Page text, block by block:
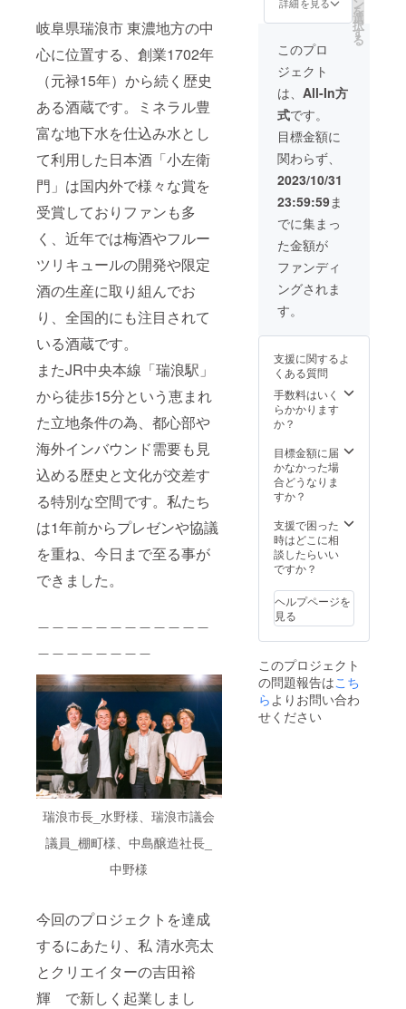
岐阜県瑞浪市 東濃地方の中
心に位置する、創業1702年
（元禄15年）から続く歴史
ある酒蔵です。ミネラル豊
富な地下水を仕込み水とし
て利用した日本酒「小左衛
門」は国内外で様々な賞を
受賞しておりファンも多
く、近年では梅酒やフルー
ツリキュールの開発や限定
酒の生産に取り組んでお
り、全国的にも注目されて
いる酒蔵です。
またJR中央本線「瑞浪駅」
から徒歩15分という恵まれ
た立地条件の為、都心部や
海外インバウンド需要も見
込める歴史と文化が交差す
る特別な空間です。私たち
は1年前からプレゼンや協議
を重ね、今日まで至る事が
できました。
瑞浪市長_水野様、瑞浪市議会
議員_棚町様、中島醸造社長_
中野様
今回のプロジェクトを達成
するにあたり、私 清水亮太
とクリエイターの吉田裕
輝 で新しく起業しまし
ゴでの
掲載に
なりま
す。
（サイ
ズ：Lサ
イズ）
2025.4.
1） ・
会員様
限定の
イベン
トに特
別ご招
待 ・HP
にクレ
ジット
記載 ※
テキス
ト又は
企業ロ
ゴでの
掲載に
なりま
す。
（サイ
ズ：LL
PV動画
ジット
記載
を
選
択
す
る
このプロ
ジェクト
は、 All-In方
式です。
目標金額に
関わらず、
2023/10/31
23:59:59ま
でに集まっ
た金額が
ファンディ
ングされま
す。
支援に関するよ
くある質問
手数料はいく
らかかります
か？
目標金額に届
かなかった場
合どうなりま
すか？
支援で困った
時はどこに相
談したらいい
ですか？
ヘルプページを
見る
このプロジェクト
の問題報告はこち
ら よりお問い合わ
せください